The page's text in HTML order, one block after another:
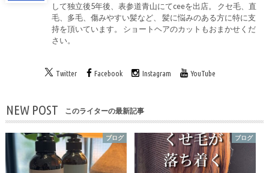
して独立後5年後、表参道青山にてceeを出店。 クセ毛、直
毛、多毛、傷みやすい髪など、 髪に悩みのある方に特に支
持を頂いています。 ショートヘアのカットもおまかせくだ
さい。
Twitter Facebook Instagram YouTube
NEW POST このライターの最新記事
ブログ ブログ